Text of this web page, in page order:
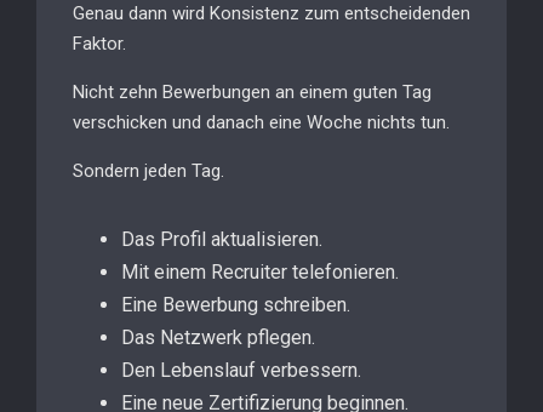
Genau dann wird Konsistenz zum entscheidenden
Faktor.
Nicht zehn Bewerbungen an einem guten Tag
verschicken und danach eine Woche nichts tun.
Sondern jeden Tag.
Das Profil aktualisieren.
Mit einem Recruiter telefonieren.
Eine Bewerbung schreiben.
Das Netzwerk pflegen.
Den Lebenslauf verbessern.
Eine neue Zertifizierung beginnen.